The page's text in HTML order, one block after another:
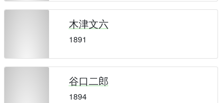
木津文六
1891
谷口二郎
1894